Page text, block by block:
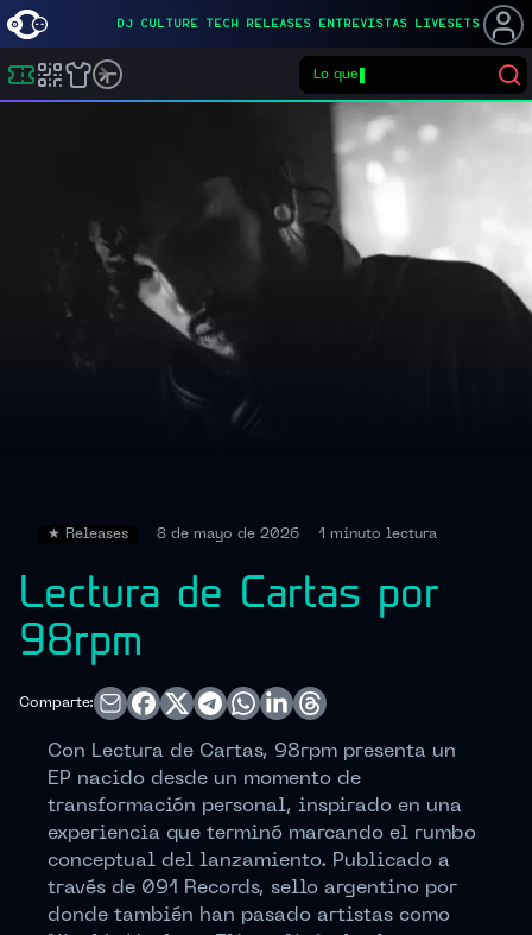
DJ CULTURE TECH RELEASES ENTREVISTAS LIVESETS
Lo que qu
Buscar eventos
★ Releases 8 de mayo de 2026 1 minuto lectura
Lectura de Cartas por
98rpm
Comparte:
Con Lectura de Cartas, 98rpm presenta un
EP nacido desde un momento de
transformación personal, inspirado en una
experiencia que terminó marcando el rumbo
conceptual del lanzamiento. Publicado a
través de 091 Records, sello argentino por
donde también han pasado artistas como